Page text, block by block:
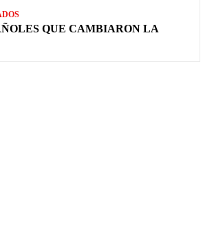
QUE CAMBIARON LA